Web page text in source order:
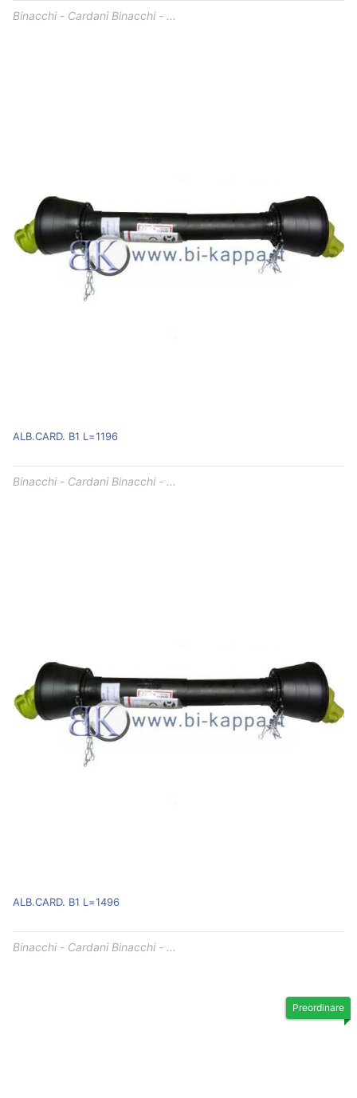
Binacchi - Cardani Binacchi - ...
ALB.CARD. B1 L=1196
Binacchi - Cardani Binacchi - ...
ALB.CARD. B1 L=1496
Binacchi - Cardani Binacchi - ...
Preordinare